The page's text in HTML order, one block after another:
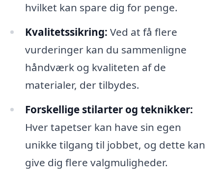
hvilket kan spare dig for penge.
Kvalitetssikring: Ved at få flere
vurderinger kan du sammenligne
håndværk og kvaliteten af de
materialer, der tilbydes.
Forskellige stilarter og teknikker:
Hver tapetser kan have sin egen
unikke tilgang til jobbet, og dette kan
give dig flere valgmuligheder.